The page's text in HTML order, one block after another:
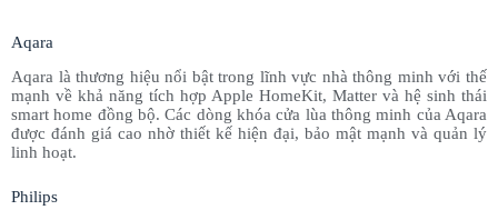
Aqara
Aqara là thương hiệu nổi bật trong lĩnh vực nhà thông minh với thế
mạnh về khả năng tích hợp Apple HomeKit, Matter và hệ sinh thái
smart home đồng bộ. Các dòng khóa cửa lùa thông minh của Aqara
được đánh giá cao nhờ thiết kế hiện đại, bảo mật mạnh và quản lý
linh hoạt.
Philips